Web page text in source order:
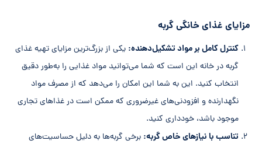
مزایای غذای خانگی گربه
کنترل کامل بر مواد تشکیل‌دهنده: یکی از بزرگ‌ترین مزایای تهیه غذای
گربه در خانه این است که شما می‌توانید مواد غذایی را به‌طور دقیق
انتخاب کنید. این به شما این امکان را می‌دهد که از مصرف مواد
نگهدارنده و افزودنی‌های غیرضروری که ممکن است در غذاهای تجاری
موجود باشد، خودداری کنید.
تناسب با نیازهای خاص گربه: برخی گربه‌ها به دلیل حساسیت‌های